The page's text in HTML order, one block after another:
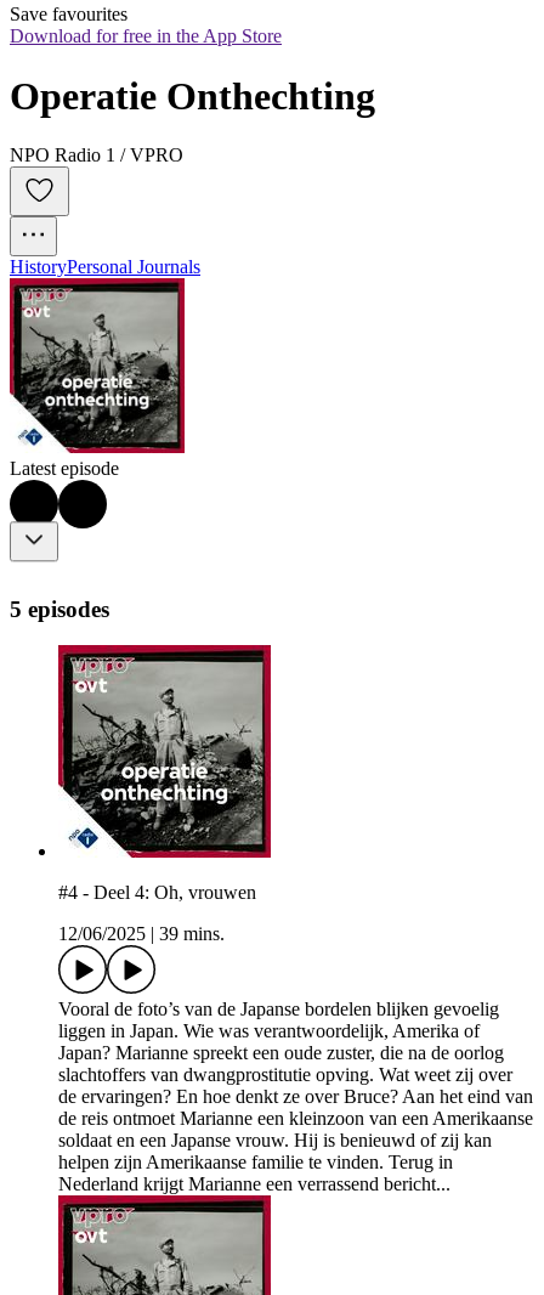
Save favourites
Download for free in the App Store
Operatie Onthechting
NPO Radio 1 / VPRO
HistoryPersonal Journals
Latest episode
5 episodes
#4 - Deel 4: Oh, vrouwen
12/06/2025
39 mins.
Vooral de foto’s van de Japanse bordelen blijken gevoelig
liggen in Japan. Wie was verantwoordelijk, Amerika of
Japan? Marianne spreekt een oude zuster, die na de oorlog
slachtoffers van dwangprostitutie opving. Wat weet zij over
de ervaringen? En hoe denkt ze over Bruce? Aan het eind van
de reis ontmoet Marianne een kleinzoon van een Amerikaanse
soldaat en een Japanse vrouw. Hij is benieuwd of zij kan
helpen zijn Amerikaanse familie te vinden. Terug in
Nederland krijgt Marianne een verrassend bericht...